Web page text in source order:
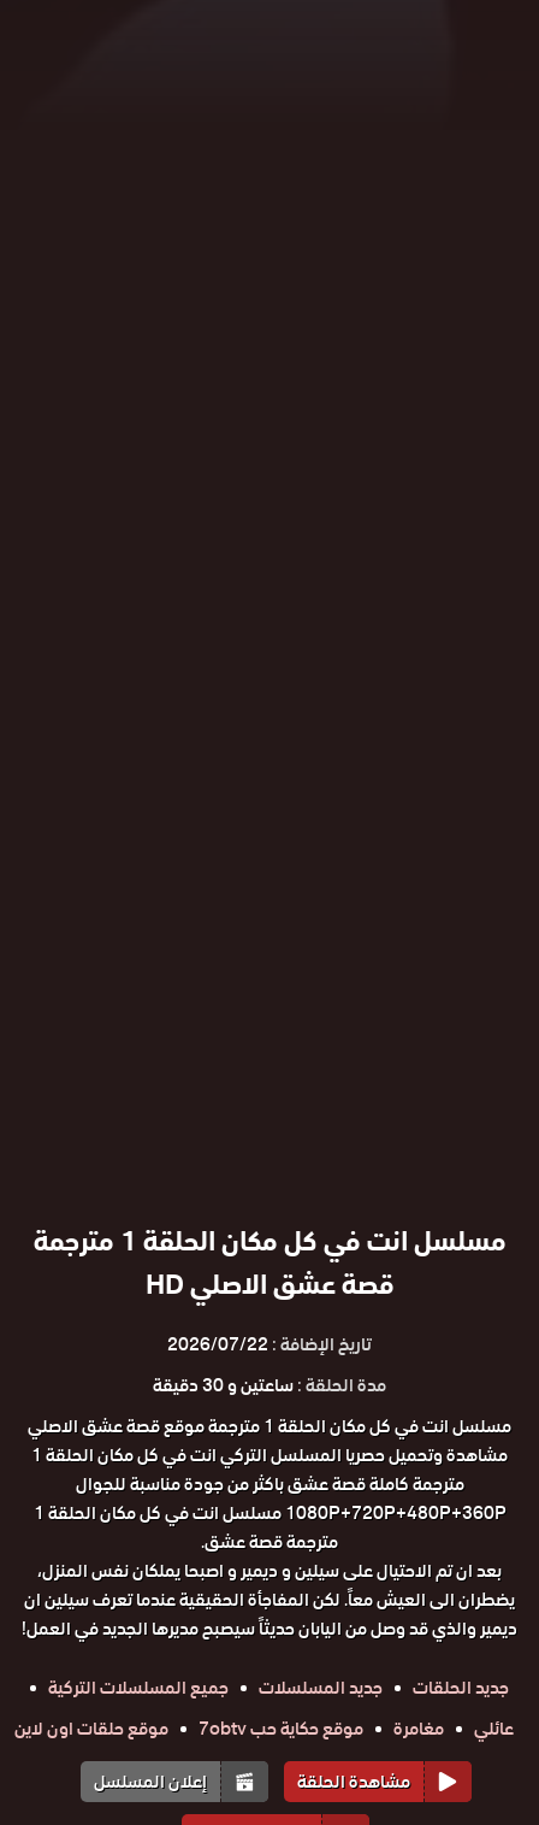
مسلسل انت في كل مكان الحلقة 1 مترجمة
قصة عشق الاصلي HD
تاريخ الإضافة :2026/07/22
مدة الحلقة :ساعتين و 30 دقيقة
مسلسل انت في كل مكان الحلقة 1 مترجمة موقع قصة عشق الاصلي
مشاهدة وتحميل حصريا المسلسل التركي انت في كل مكان الحلقة 1
مترجمة كاملة قصة عشق باكثر من جودة مناسبة للجوال
1080P+720P+480P+360P مسلسل انت في كل مكان الحلقة 1
مترجمة قصة عشق.
بعد ان تم الاحتيال على سيلين و ديمير و اصبحا يملكان نفس المنزل،
يضطران الى العيش معاً. لكن المفاجأة الحقيقية عندما تعرف سيلين ان
ديمير والذي قد وصل من اليابان حديثاً سيصبح مديرها الجديد في العمل!
جديد الحلقات
جديد المسلسلات
جميع المسلسلات التركية
عائلي
مغامرة موقع حكاية حب 7obtv
موقع حلقات اون لاين
مشاهدة الحلقة
إعلان المسلسل